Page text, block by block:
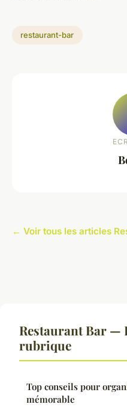
restaurant-bar
← Voir tous les articles
Restaurant Bar —
rubrique
Top conseils pour
mémorable